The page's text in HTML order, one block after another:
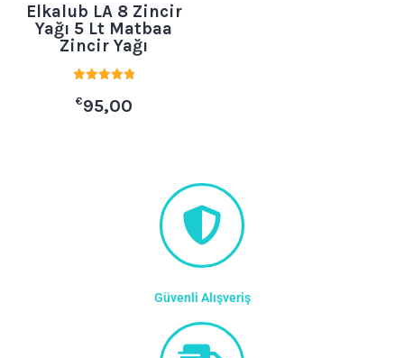
Elkalub LA 8 Zincir
Yağı 5 Lt Matbaa
Zincir Yağı
4.88
oy aldı
€95,00
Güvenli Alışveriş